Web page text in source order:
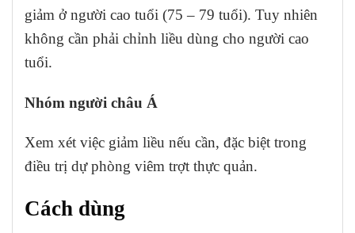
giảm ở người cao tuổi (75 – 79 tuổi). Tuy nhiên
không cần phải chỉnh liều dùng cho người cao
tuổi.
Nhóm người châu Á
Xem xét việc giảm liều nếu cần, đặc biệt trong
điều trị dự phòng viêm trợt thực quản.
Cách dùng